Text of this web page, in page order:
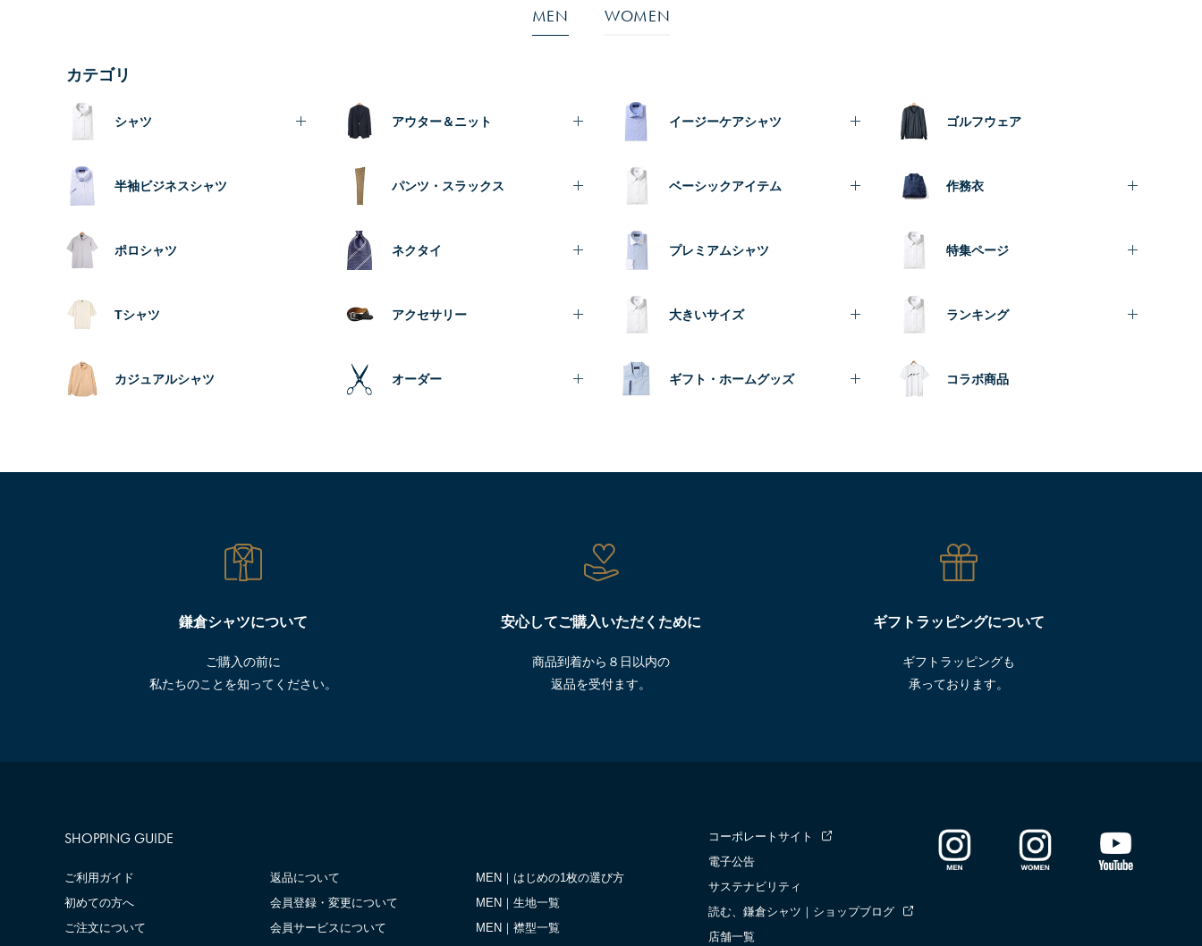
MEN WOMEN
カテゴリ
シャツ
半袖ビジネスシャツ
ポロシャツ
Tシャツ
カジュアルシャツ
アウター＆ニット
パンツ・スラックス
ネクタイ
アクセサリー
オーダー
イージーケアシャツ
ベーシックアイテム
プレミアムシャツ
大きいサイズ
ギフト・ホームグッズ
ゴルフウェア
作務衣
特集ページ
ランキング
コラボ商品
鎌倉シャツについて
ご購入の前に
私たちのことを知ってください。
安心してご購入いただくために
商品到着から８日以内の
返品を受付ます。
ギフトラッピングについて
ギフトラッピングも
承っております。
SHOPPING GUIDE
ご利用ガイド
初めての方へ
ご注文について
返品について
会員登録・変更について
会員サービスについて
MEN｜はじめの1枚の選び方
MEN｜生地一覧
MEN｜襟型一覧
コーポレートサイト
電子公告
サステナビリティ
読む、鎌倉シャツ｜ショップブログ
店舗一覧